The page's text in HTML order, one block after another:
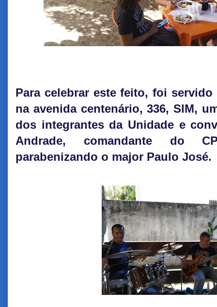
Para celebrar este feito, foi servido
na avenida centenário, 336, SIM,
dos integrantes da Unidade e
Andrade, comandante do
parabenizando o major Paulo José.